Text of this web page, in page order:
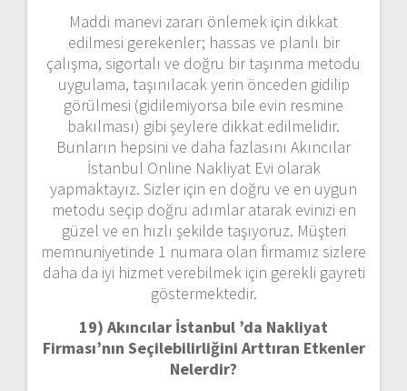
Maddi manevi zararı önlemek için dikkat
edilmesi gerekenler; hassas ve planlı bir
çalışma, sigortalı ve doğru bir taşınma metodu
uygulama, taşınılacak yerin önceden gidilip
görülmesi (gidilemiyorsa bile evin resmine
bakılması) gibi şeylere dikkat edilmelidir.
Bunların hepsini ve daha fazlasını Akıncılar
İstanbul Online Nakliyat Evi olarak
yapmaktayız. Sizler için en doğru ve en uygun
metodu seçip doğru adımlar atarak evinizi en
güzel ve en hızlı şekilde taşıyoruz. Müşteri
memnuniyetinde 1 numara olan firmamız sizlere
daha da iyi hizmet verebilmek için gerekli gayreti
göstermektedir.
19) Akıncılar İstanbul ’da Nakliyat
Firması’nın Seçilebilirliğini Arttıran Etkenler
Nelerdir?